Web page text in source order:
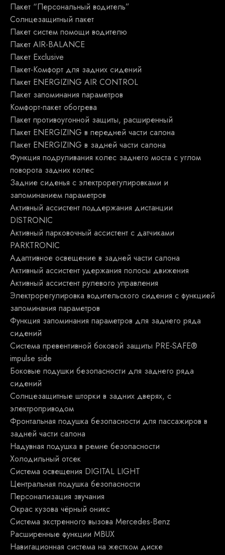
Пакет “Персональный водитель”
Солнцезащитный пакет
Пакет систем помощи водителю
Пакет AIR-BALANCE
Пакет Exclusive
Пакет-Комфорт для задних сидений
Пакет ENERGIZING AIR CONTROL
Пакет запоминания параметров
Комфорт-пакет обогрева
Пакет противоугонной защиты, расширенный
Пакет ENERGIZING в передней части салона
Пакет ENERGIZING в задней части салона
Функция подруливания колес заднего моста с углом
поворота задних колес
Задние сиденья с электрорегулировками и
запоминанием параметров
Активный ассистент поддержания дистанции
DISTRONIC
Активный парковочный ассистент с датчиками
PARKTRONIC
Адаптивное освещение в задней части салона
Активный ассистент удержания полосы движения
Активный ассистент рулевого управления
Электрорегулировка водительского сидения с функцией
запоминания параметров
Функция запоминания параметров для заднего ряда
сидений
Система превентивной боковой защиты PRE-SAFE®
impulse side
Боковые подушки безопасности для заднего ряда
сидений
Солнцезащитные шторки в задних дверях, с
электроприводом
Фронтальная подушка безопасности для пассажиров в
задней части салона
Надувная подушка в ремне безопасности
Холодильный отсек
Система освещения DIGITAL LIGHT
Центральная подушка безопасности
Персонализация звучания
Окрас кузова чёрный оникс
Система экстренного вызова Mercedes-Benz
Расширенные функции MBUX
Навигационная система на жестком диске